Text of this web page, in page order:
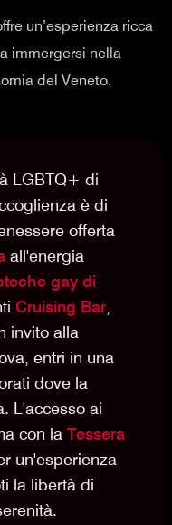
un’esperienza ricca
immergersi nella
del Veneto.
LGBTQ+ di
è di
offerta
all'energia
gay di
Cruising Bar,
invito alla
entri in una
dove la
L'accesso ai
con la Tessera
un'esperienza
la libertà di